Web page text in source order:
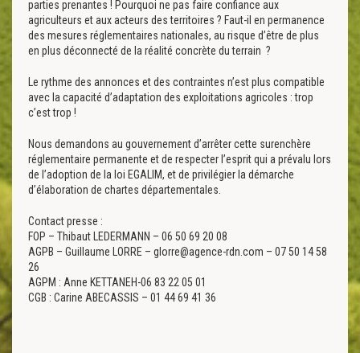
parties prenantes ! Pourquoi ne pas faire confiance aux
agriculteurs et aux acteurs des territoires ? Faut-il en permanence
des mesures réglementaires nationales, au risque d’être de plus
en plus déconnecté de la réalité concrète du terrain ?
Le rythme des annonces et des contraintes n’est plus compatible
avec la capacité d’adaptation des exploitations agricoles : trop
c’est trop !
Nous demandons au gouvernement d’arrêter cette surenchère
réglementaire permanente et de respecter l’esprit qui a prévalu lors
de l’adoption de la loi EGALIM, et de privilégier la démarche
d’élaboration de chartes départementales.
Contact presse :
FOP – Thibaut LEDERMANN – 06 50 69 20 08
AGPB – Guillaume LORRE – glorre@agence-rdn.com – 07 50 14 58
26
AGPM : Anne KETTANEH-06 83 22 05 01
CGB : Carine ABECASSIS – 01 44 69 41 36